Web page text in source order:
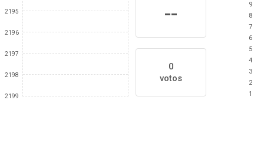
2195
2196
2197
2198
2199
--
0
votos
9
8
7
6
5
4
3
2
1